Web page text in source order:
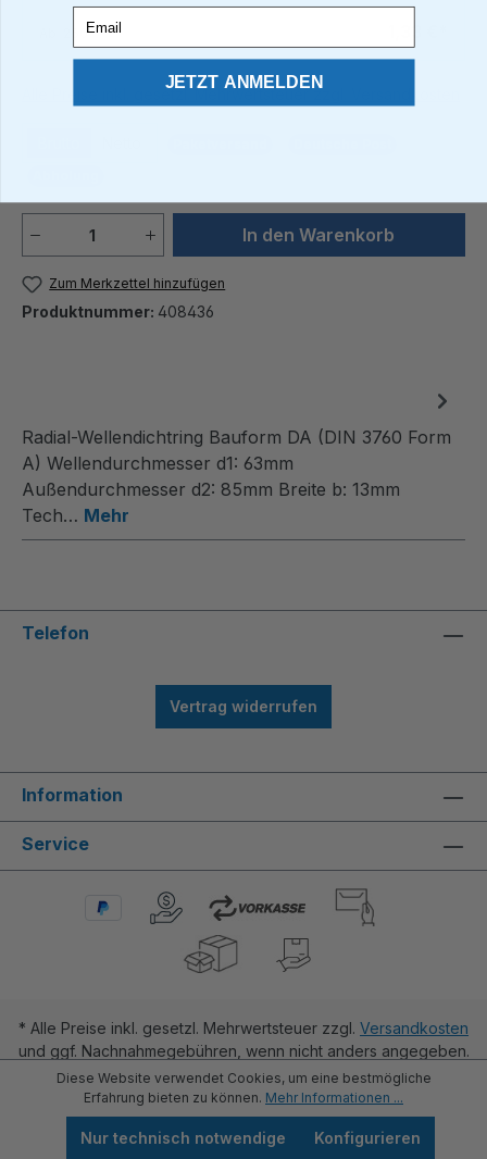
250
Alle Preise inkl. gesetzl. Mehrwertsteuer zzgl. Versandkosten
Produkt Anzahl: Gib denIn den Warenkorb
Zum Merkzettel hinzufügen
Produktnummer: 408436
Radial-Wellendichtring Bauform DA (DIN 3760 Form
A) Wellendurchmesser d1: 63mm
Außendurchmesser d2: 85mm Breite b: 13mm
Tech… Mehr
Telefon
Vertrag widerrufen
Information
Service
* Alle Preise inkl. gesetzl. Mehrwertsteuer zzgl. Versandkosten
und ggf. Nachnahmegebühren, wenn nicht anders angegeben.
Diese Website verwendet Cookies, um eine bestmögliche
Erfahrung bieten zu können. Mehr Informationen ...
Nur technisch notwendige Konfigurieren
JETZT ANMELDEN